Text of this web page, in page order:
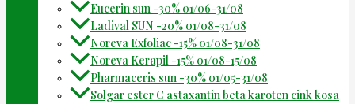
Eucerin sun -30% 01/06-31/08
Ladival SUN -20% 01/08-31/08
Noreva Exfoliac -15% 01/08-31/08
Noreva Kerapil -15% 01/08-15/08
Pharmaceris sun -30% 01/05-31/08
Solgar ester C astaxantin beta karoten cink kosa